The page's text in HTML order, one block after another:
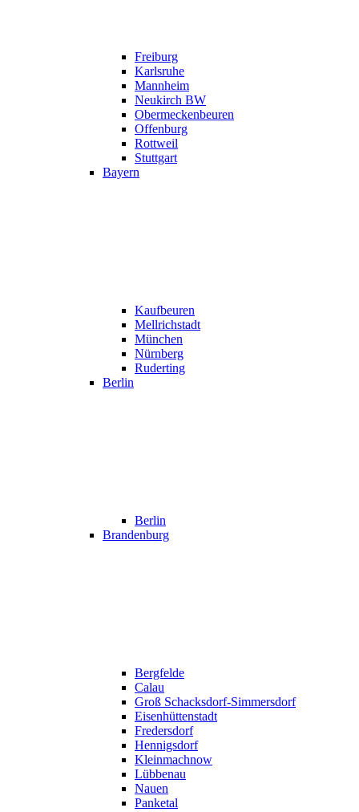
Freiburg
Karlsruhe
Mannheim
Neukirch BW
Obermeckenbeuren
Offenburg
Rottweil
Stuttgart
Bayern
Kaufbeuren
Mellrichstadt
München
Nürnberg
Ruderting
Berlin
Berlin
Brandenburg
Bergfelde
Calau
Groß Schacksdorf-Simmersdorf
Eisenhüttenstadt
Fredersdorf
Hennigsdorf
Kleinmachnow
Lübbenau
Nauen
Panketal